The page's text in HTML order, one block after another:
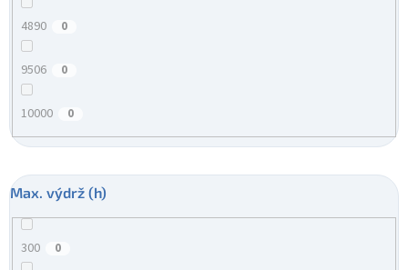
4890 0
9506 0
10000 0
Max. výdrž (h)
300 0